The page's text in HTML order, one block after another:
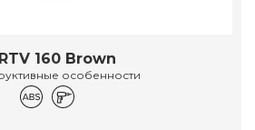
160 Brown
особенности